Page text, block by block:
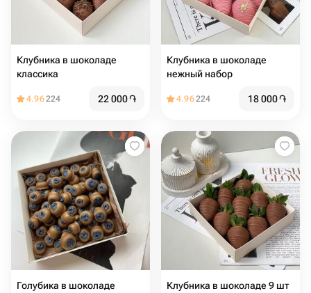
Клубника в шоколаде
классика
4.96224 22 000֏
Клубника в шоколаде
нежный набор
4.96224 18 000֏
Голубика в шоколаде
Клубника в шоколаде 9 шт